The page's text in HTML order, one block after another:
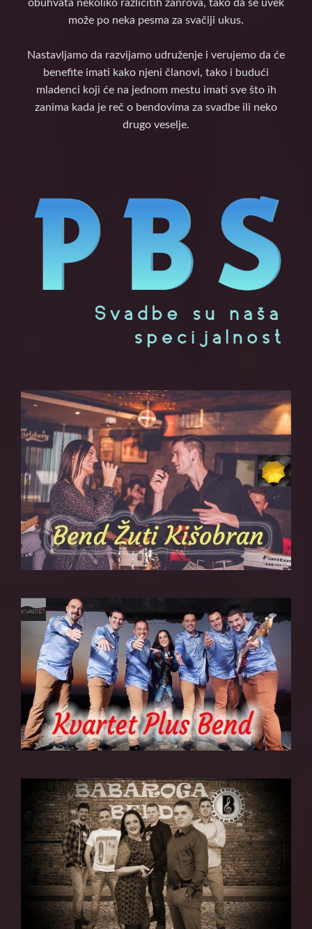
obuhvata nekoliko različitih žanrova, tako da se uvek
može po neka pesma za svačiji ukus.
Nastavljamo da razvijamo udruženje i verujemo da će
benefite imati kako njeni članovi, tako i budući
mladenci koji će na jednom mestu imati sve što ih
zanima kada je reč o bendovima za svadbe ili neko
drugo veselje.